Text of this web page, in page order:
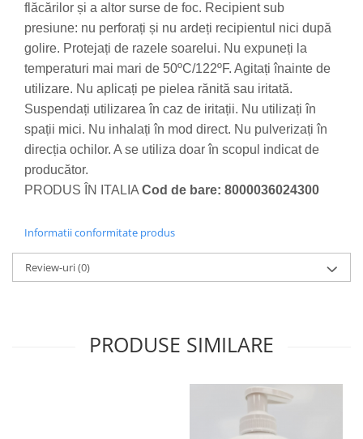
flăcărilor și a altor surse de foc. Recipient sub
presiune: nu perforați și nu ardeți recipientul nici după
golire. Protejați de razele soarelui. Nu expuneți la
temperaturi mai mari de 50ºC/122ºF. Agitați înainte de
utilizare. Nu aplicați pe pielea rănită sau iritată.
Suspendați utilizarea în caz de iritații. Nu utilizați în
spații mici. Nu inhalați în mod direct. Nu pulverizați în
direcția ochilor. A se utiliza doar în scopul indicat de
producător.
PRODUS ÎN ITALIA Cod de bare: 8000036024300
Informatii conformitate produs
Review-uri(0)
PRODUSE SIMILARE